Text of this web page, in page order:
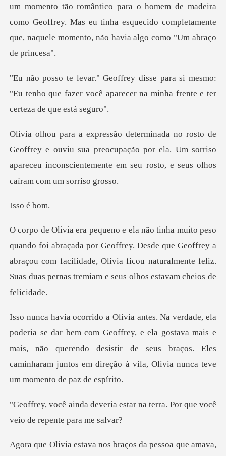
tico para o homem de madeira
como Geoffrey. Mas eu tinha esquecido complet
i mesmo:
"Eu tenho que fazer você aparecer na
e ouviu sua preocupação por ela. Um sorriso
apareceu inconscien
é b
r Geoffrey. Desde que Geoffrey a
abraçou com facilidade, Olivia ficou naturalme
eoffrey, e ela gostava mais e
mais, não querendo desistir de seus braços. Eles
cam
estar na terra. Por que você
v